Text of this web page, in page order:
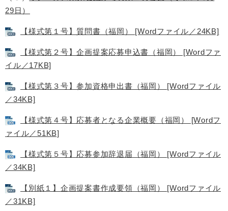
29日）
【様式第１号】質問書（福岡） [Wordファイル／24KB]
【様式第２号】企画提案応募申込書（福岡） [Wordファ
イル／17KB]
【様式第３号】参加資格申出書（福岡） [Wordファイル
／34KB]
【様式第４号】応募者となる企業概要（福岡） [Wordフ
ァイル／51KB]
【様式第５号】応募参加辞退届（福岡） [Wordファイル
／34KB]
【別紙１】企画提案書作成要領（福岡） [Wordファイル
／31KB]